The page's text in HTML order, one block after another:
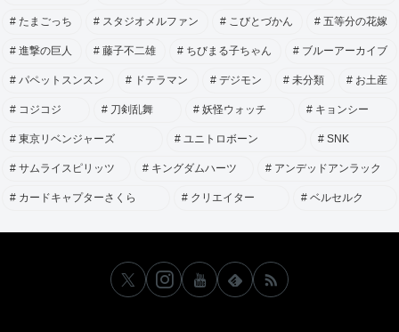
たまごっち スタジオメルファン こびとづかん 五等分の花嫁
進撃の巨人 藤子不二雄 ちびまる子ちゃん ブルーアーカイブ
パペットスンスン ドテラマン デジモン 未分類 お土産
コジコジ 刀剣乱舞 妖怪ウォッチ キョンシー
東京リベンジャーズ ユニトロボーン SNK
サムライスピリッツ キングダムハーツ アンデッドアンラック
カードキャプターさくら クリエイター ベルセルク